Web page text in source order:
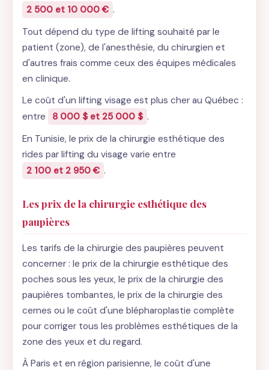
2 500 et 10 000 € .
Tout dépend du type de lifting souhaité par le
patient (zone), de l'anesthésie, du chirurgien et
d'autres frais comme ceux des équipes médicales
en clinique.
Le coût d'un lifting visage est plus cher au Québec :
entre
8 000 $ et 25 000 $ .
En Tunisie, le prix de la chirurgie esthétique des
rides par lifting du visage varie entre
2 100 et 2 950 € .
Les prix de la chirurgie esthétique des
paupières
Les tarifs de la chirurgie des paupières peuvent
concerner : le prix de la chirurgie esthétique des
poches sous les yeux, le prix de la chirurgie des
paupières tombantes, le prix de la chirurgie des
cernes ou le coût d'une blépharoplastie complète
pour corriger tous les problèmes esthétiques de la
zone des yeux et du regard.
À Paris et en région parisienne, le coût d'une